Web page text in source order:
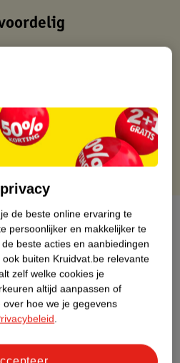
uur besteld, volgende dag in huis
50.00
30 dagen
kaart
heeft (nog) geen Nature
de beste online ervaring te
persoonlijker en makkelijker te
beste acties en aanbiedingen
buiten Kruidvat.be relevante
zelf welke cookies je
altijd aanpassen of
over hoe we je gegevens
.